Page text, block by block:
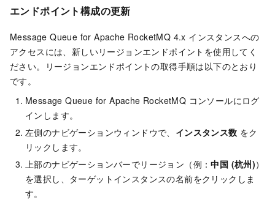
エンドポイント構成の更新
Message Queue for Apache RocketMQ 4.x インスタンスへの
アクセスには、新しいリージョンエンドポイントを使用してく
ださい。リージョンエンドポイントの取得手順は以下のとおり
です。
Message Queue for Apache RocketMQ コンソールにログ
インします。
左側のナビゲーションウィンドウで、 インスタンス数 をク
リックします。
上部のナビゲーションバーでリージョン（例：中国 (杭州)）
を選択し、ターゲットインスタンスの名前をクリックしま
す。